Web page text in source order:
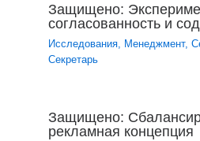
Защищено:
согласованность и
Исследования Менеджмент,
Секретарь
Защищено:
рекламная концепция